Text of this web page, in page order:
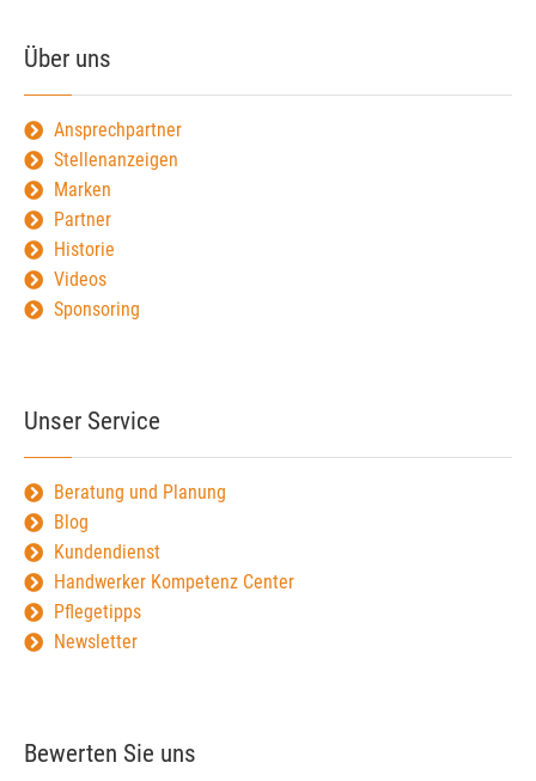
Über uns
Ansprechpartner
Stellenanzeigen
Marken
Partner
Historie
Videos
Sponsoring
Unser Service
Beratung und Planung
Blog
Kundendienst
Handwerker Kompetenz Center
Pflegetipps
Newsletter
Bewerten Sie uns